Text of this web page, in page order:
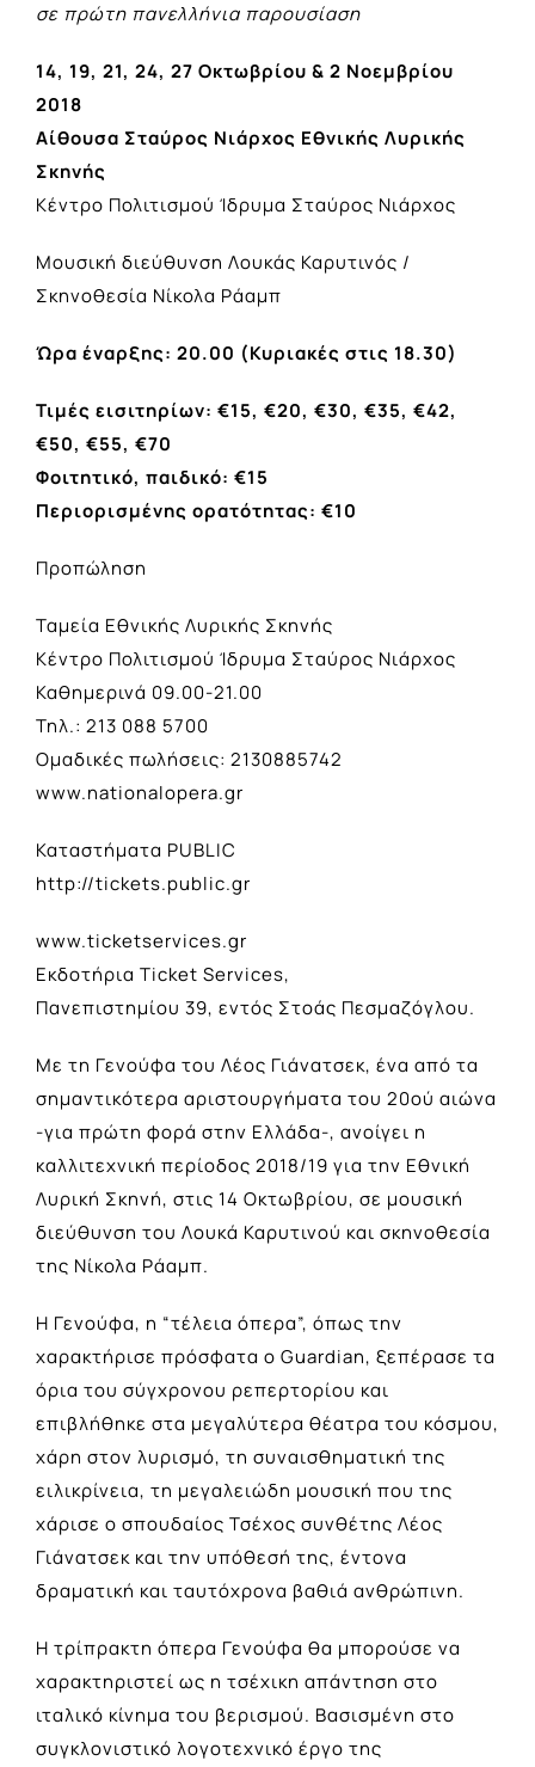
σε πρώτη πανελλήνια παρουσίαση
14, 19, 21, 24, 27 Οκτωβρίου & 2 Νοεμβρίου
2018
Αίθουσα Σταύρος Νιάρχος Εθνικής Λυρικής
Σκηνής
Κέντρο Πολιτισμού Ίδρυμα Σταύρος Νιάρχος
Μουσική διεύθυνση Λουκάς Καρυτινός /
Σκηνοθεσία Νίκολα Ράαμπ
Ώρα έναρξης: 20.00 (Κυριακές στις 18.30)
Τιμές εισιτηρίων: €15, €20, €30, €35, €42,
€50, €55, €70
Φοιτητικό, παιδικό: €15
Περιορισμένης ορατότητας: €10
Προπώληση
Ταμεία Εθνικής Λυρικής Σκηνής
Κέντρο Πολιτισμού Ίδρυμα Σταύρος Νιάρχος
Καθημερινά 09.00-21.00
Τηλ.: 213 088 5700
Ομαδικές πωλήσεις: 2130885742
www.nationalopera.gr
Καταστήματα PUBLIC
http://tickets.public.gr
www.ticketservices.gr
Εκδοτήρια Ticket Services,
Πανεπιστημίου 39, εντός Στοάς Πεσμαζόγλου.
Με τη Γενούφα του Λέος Γιάνατσεκ, ένα από τα
σημαντικότερα αριστουργήματα του 20ού αιώνα
-για πρώτη φορά στην Ελλάδα-, ανοίγει η
καλλιτεχνική περίοδος 2018/19 για την Εθνική
Λυρική Σκηνή, στις 14 Οκτωβρίου, σε μουσική
διεύθυνση του Λουκά Καρυτινού και σκηνοθεσία
της Νίκολα Ράαμπ.
Η Γενούφα, η “τέλεια όπερα”, όπως την
χαρακτήρισε πρόσφατα ο Guardian, ξεπέρασε τα
όρια του σύγχρονου ρεπερτορίου και
επιβλήθηκε στα μεγαλύτερα θέατρα του κόσμου,
χάρη στον λυρισμό, τη συναισθηματική της
ειλικρίνεια, τη μεγαλειώδη μουσική που της
χάρισε ο σπουδαίος Τσέχος συνθέτης Λέος
Γιάνατσεκ και την υπόθεσή της, έντονα
δραματική και ταυτόχρονα βαθιά ανθρώπινη.
Η τρίπρακτη όπερα Γενούφα θα μπορούσε να
χαρακτηριστεί ως η τσέχικη απάντηση στο
ιταλικό κίνημα του βερισμού. Βασισμένη στο
συγκλονιστικό λογοτεχνικό έργο της